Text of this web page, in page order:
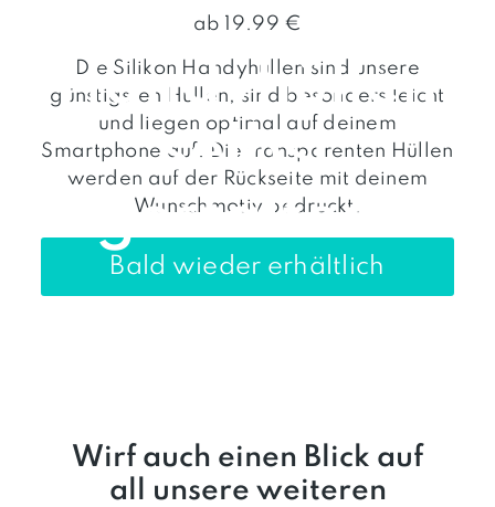
Handyhüllen
selbst
gestalten!
ab 19.99 €
Die Silikon Handyhüllen sind unsere
günstigsten Hüllen, sind besonders leicht
und liegen optimal auf deinem
Smartphone auf. Die transparenten Hüllen
werden auf der Rückseite mit deinem
Wunschmotiv bedruckt.
Bald wieder erhältlich
Wirf auch einen Blick auf
all unsere weiteren